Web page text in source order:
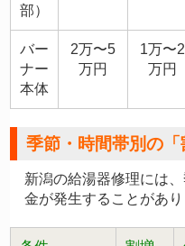
部）
バー
ナー
本体
2万〜5
万円
1万〜2
万円
季節・時間帯別の「
新潟の給湯器修理には
金が発生することがあり